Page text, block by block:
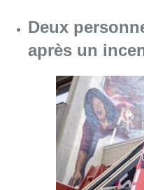
09 août 2026Consulter
Partager l'article
FacebookTwitterWhatsApp
Share